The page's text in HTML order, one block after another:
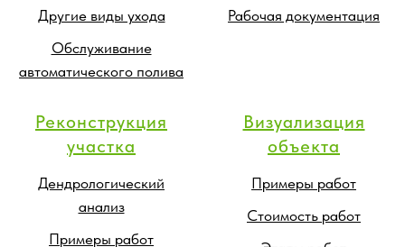
Другие виды ухода
Обслуживание
автоматического полива
Рабочая документация
Реконструкция
участка
Дендрологический
анализ
Примеры работ
Визуализация
объекта
Примеры работ
Стоимость работ